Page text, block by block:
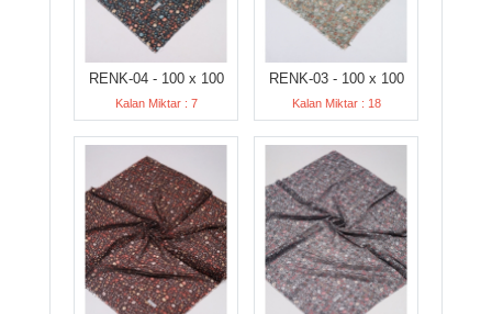
RENK-04 - 100 x 100
Kalan Miktar : 7
RENK-03 - 100 x 100
Kalan Miktar : 18